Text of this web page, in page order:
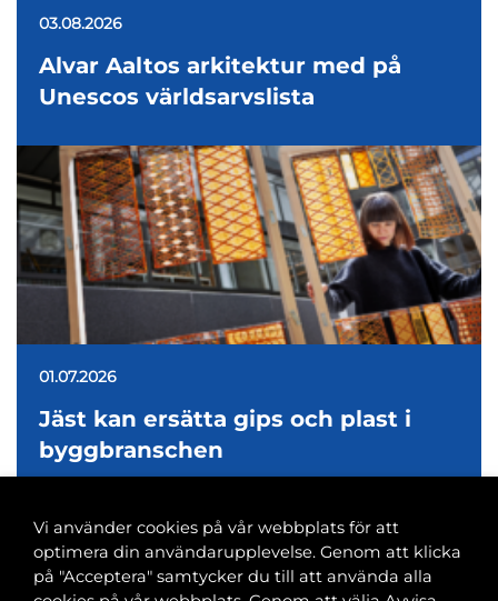
03.08.2026
Alvar Aaltos arkitektur med på
Unescos världsarvslista
01.07.2026
Jäst kan ersätta gips och plast i
byggbranschen
Vi använder cookies på vår webbplats för att
optimera din användarupplevelse. Genom att klicka
på "Acceptera" samtycker du till att använda alla